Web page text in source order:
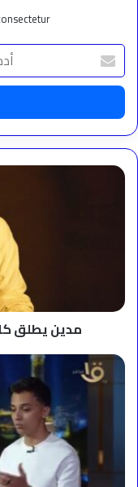
أدخل
بريدك
الإلكتروني
مدين
مدين يطلق
بعد
الحدود»..
حمدي